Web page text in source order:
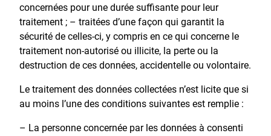
concernées pour une durée suffisante pour leur
traitement ; – traitées d’une façon qui garantit la
sécurité de celles-ci, y compris en ce qui concerne le
traitement non-autorisé ou illicite, la perte ou la
destruction de ces données, accidentelle ou volontaire.
Le traitement des données collectées n’est licite que si
au moins l’une des conditions suivantes est remplie :
– La personne concernée par les données à consenti